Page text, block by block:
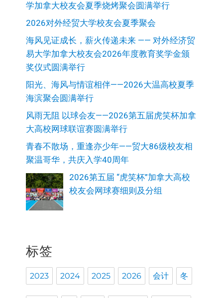
学加拿大校友会夏季烧烤聚会圆满举行
2026对外经贸大学校友会夏季聚会
海风见证成长，薪火传递未来 —— 对外经济贸
易大学加拿大校友会2026年度教育奖学金颁
奖仪式圆满举行
阳光、海风与情谊相伴——2026大温高校夏季
海滨聚会圆满举行
风雨无阻 以球会友——2026第五届虎笑杯加拿
大高校网球联谊赛圆满举行
青春不散场，重逢亦少年——贸大86级校友相
聚温哥华，共庆入学40周年
2026第五届 “虎笑杯”加拿大高校
校友会网球赛细则及分组
标签
2023 2024 2025 2026 会计 冬